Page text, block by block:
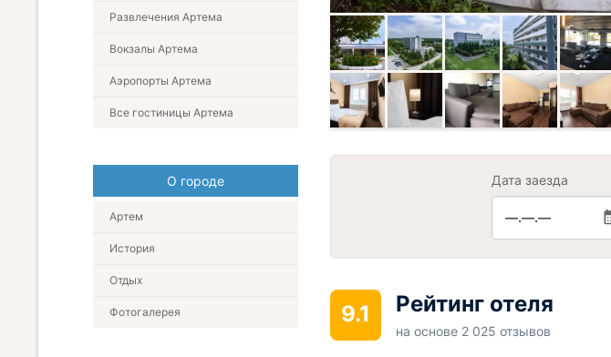
Дата заезда
—.—.—
9.1 Рейтинг отеля
на основе 2 025 отзывов
Развлечения Артема
Вокзалы Артема
Аэропорты Артема
Все гостиницы Артема
О городе
Артем
История
Отдых
Фотогалерея